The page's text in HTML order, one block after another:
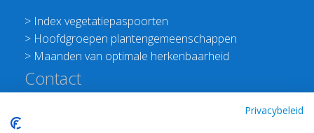
> Index vegetatiepaspoorten
> Hoofdgroepen plantengemeenschappen
> Maanden van optimale herkenbaarheid
Contact
Privacybeleid